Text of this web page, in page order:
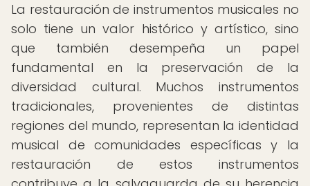
La restauración de instrumentos musicales no
solo tiene un valor histórico y artístico, sino
que también desempeña un papel
fundamental en la preservación de la
diversidad cultural. Muchos instrumentos
tradicionales, provenientes de distintas
regiones del mundo, representan la identidad
musical de comunidades específicas y la
restauración de estos instrumentos